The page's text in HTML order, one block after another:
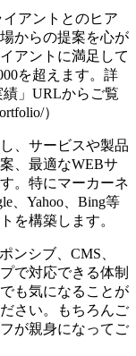
アントとのヒア
からの提案を心が
アントに満足して
を超えます。詳
」URLからご覧
）
、サービスや製品
、最適なWEBサ
。特にマーカーネ
、Yahoo、Bing等
を構築します。
ンシブ、CMS、
で対応できる体制
も気になることが
さい。もちろんご
が親身になってご